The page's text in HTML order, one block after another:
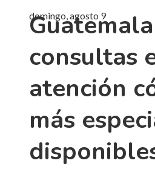
domingo, agosto 9
consultas
atención
más